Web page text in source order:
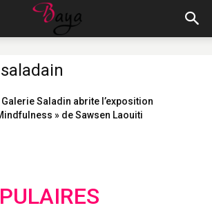
Galerie Saladin abrite l’exposition
» de Sawsen Laouiti